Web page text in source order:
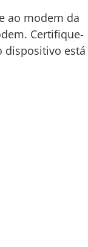
ao modem da
Certifique-
dispositivo está